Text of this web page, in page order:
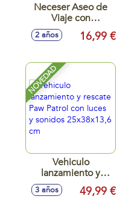
Neceser Aseo de
Viaje con
Accesorios Paw
Patrol 23.0 X 15.0 X
2 años 16,99 €
NOVEDAD
Vehiculo
lanzamiento y
rescate Paw Patrol
con luces y sonidos
3 años 49,99 €